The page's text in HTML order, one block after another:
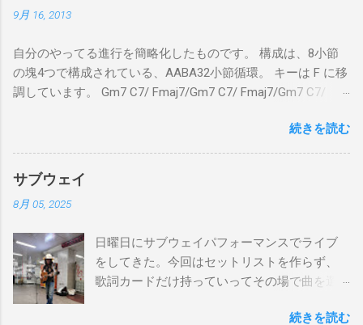
9月 16, 2013
自分のやってる進行を簡略化したものです。 構成は、8小節
の塊4つで構成されている、AABA32小節循環。 キーは F に移
調しています。 Gm7 C7/ Fmaj7/Gm7 C7/ Fmaj7/Gm7 C7/
Fmaj7/Gm7 C7/ Am7 D7/Gm7 C7/ Fmaj7/ Bbmaj7/Am7
Abm7/Gm7 C7/Fmaj7/Bbmaj7/Am7 Abm7/Gm7 C7/Fmaj7/
Gm7 C7/ Fmaj7/Gm7 C7/ Fmaj7/Gm7 C7/ Am7 D7/Gm7 C7/
Fmaj7/ Gm7 C7 Fmaj7 僕のスエードシューズ Gm7
C7 Fmaj7 黒いスエードシューズ Gm7 C7 Am
のも一緒さ Gm7 C7 Fmaj7 僕のスウェードシューズ
Gm7 C7 Fmaj7 先の尖ったシューズ Gm7 C7
Am7 とてもカッコいいのさ D7 Gm7 C7 Fmaj7 いつも気分
最高 Bbmaj7 Am7 Abm7 こい...
続きを読む
サブウェイ
8月 05, 2025
日曜日にサブウェイパフォーマンスでライブ
をしてきた。今回はセットリストを作らず、
歌詞カードだけ持っていってその場で曲を選
をやった。でも、曲選びにかなりの時間を使
続きを読む